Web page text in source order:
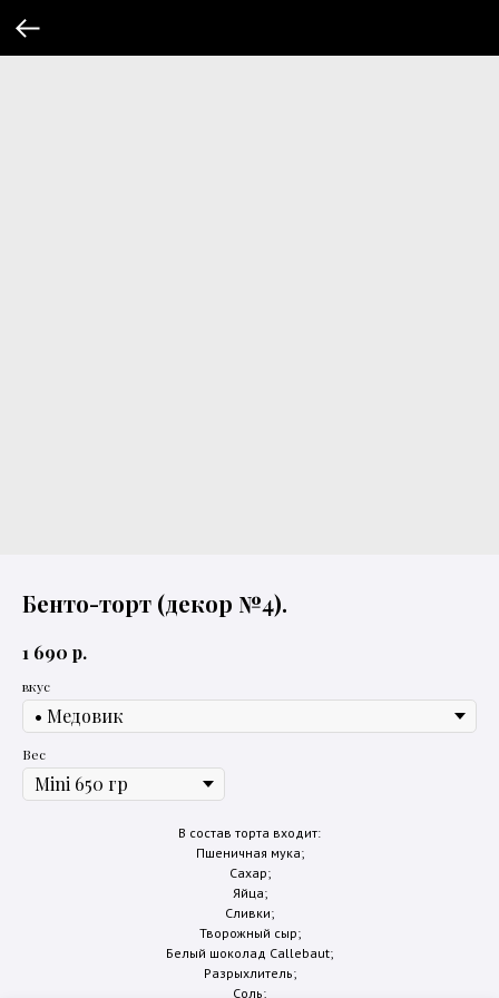
Бенто-торт (декор №4).
1 690 р.
вкус
Вес
В состав торта входит:
Пшеничная мука;
Сахар;
Яйца;
Сливки;
Творожный сыр;
Белый шоколад Callebaut;
Разрыхлитель;
Соль;